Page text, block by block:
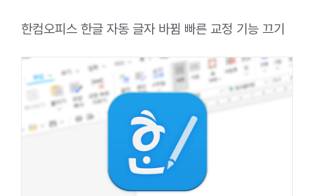
한컴오피스 한글 자동 글자 바뀜 빠른 교정 기능 끄기